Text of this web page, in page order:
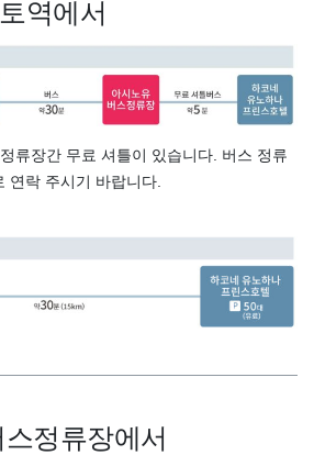
역에서
류장간 무료 셔틀이 있습니다. 버스 정류
연락 주시기 바랍니다.
스정류장에서